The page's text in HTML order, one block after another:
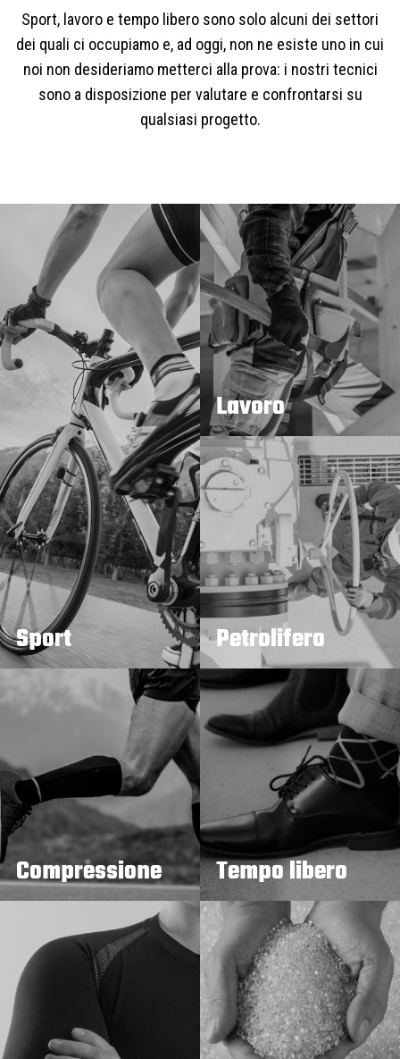
Sport, lavoro e tempo libero sono solo alcuni dei settori
dei quali ci occupiamo e, ad oggi, non ne esiste uno in cui
noi non desideriamo metterci alla prova: i nostri tecnici
sono a disposizione per valutare e confrontarsi su
qualsiasi progetto.
Sport
Lavoro
Petrolifero
Compressione Tempo libero